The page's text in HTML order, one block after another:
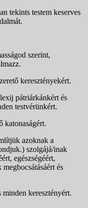
tekints tes­tem keserves
szerint,
keresztényekért.
pátriárkánkért és
testvérünkért.
katonaságért.
azoknak a
szolgájá/inak
egészségéért,
és
keresztényért.